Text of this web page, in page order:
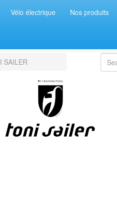
Vélo électrique Nos produits
SAILER